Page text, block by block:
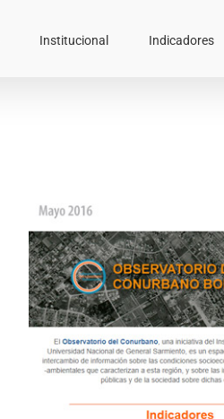
Institucional Indicadores